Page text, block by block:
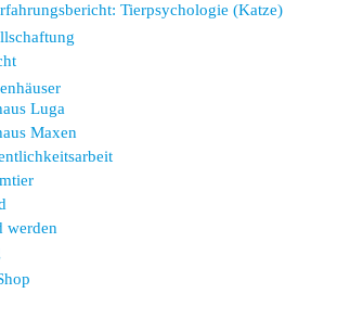
Tierpsychologie (Katze)
Luga
Maxen
werden